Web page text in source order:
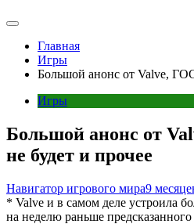
Главная
Игры
Большой анонс от Valve,
Игры
Большой анонс от
не будет и прочее
Навигатор игрового мира9
* Valve и в самом деле устроила
на неделю раньше предсказанного